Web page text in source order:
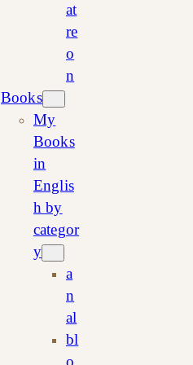
at
re
o
n
Books
My
Books
in
Englis
h by
categor
y
a
n
al
bl
o